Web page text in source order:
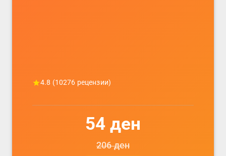
4.8 (10276 рецензии)
54 ден
206ден